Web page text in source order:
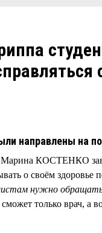
направлены на
Марина КОСТЕНКО
о своём здоровье
нужно
только врач, а